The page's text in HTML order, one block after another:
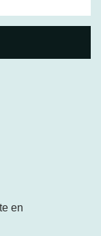
en